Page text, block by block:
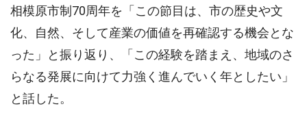
相模原市制70周年を「この節目は、市の歴史や文
化、自然、そして産業の価値を再確認する機会とな
った」と振り返り、「この経験を踏まえ、地域のさ
らなる発展に向けて力強く進んでいく年としたい」
と話した。